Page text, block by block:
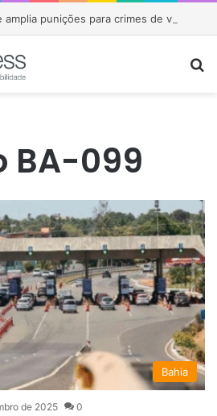
BA-099
Bahia
de 2025 0